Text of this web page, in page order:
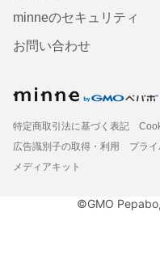
minneのセキュリティ
お問い合わせ
特定商取引法に基づく表記
広告識別子の取得・利用
プラ
メディアキット
©GMO